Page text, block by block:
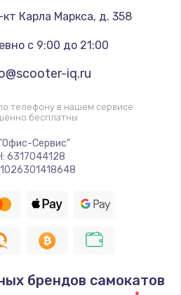
кт Карла Маркса, д. 358
с 9:00 до 21:00
iq.ru
телефону в нашем сервисе
бесплатны
Сервис"
6317044128
брендов самокатов